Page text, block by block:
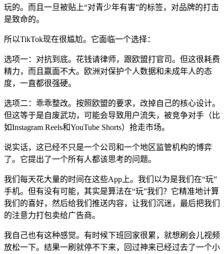
玩的。而且一旦被贴上“对青少年有害”的标签，对品牌的打击
是致命的。
所以TikTok现在很尴尬。它面临一个选择：
选项一：对抗到底。花钱请律师，跟欧盟打官司。但这很耗费
精力，而且赢面不大。欧洲对保护个人数据和未成年人的态
度，一直都很强硬。
选项二：乖乖整改。按照欧盟的要求，改掉自己的核心设计。
但这等于是自废武功，可能会导致用户流失，被竞争对手（比
如Instagram Reels和YouTube Shorts）抢走市场。
说实话，这已经不只是一个公司和一个地区监管机构的博弈
了。它提出了一个所有人都该思考的问题。
我们每天花大量的时间在这些App上。我们以为是我们在“玩”
手机。但有没有可能，其实是算法在“玩”我们？它精准地计算
我们的喜好，然后给我们推送内容，让我们沉迷，最后把我们
的注意力打包卖给广告商。
我自己也有这种感觉。有时候下班回家很累，就想刷会儿视频
放松一下。结果一刷就停不下来，回过神来已经过去了一个小